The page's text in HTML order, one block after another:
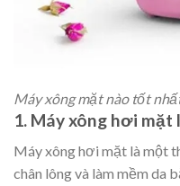
Máy xông mặt nào tốt
1. Máy xông hơi mặt
Máy xông hơi mặt là một
chân lông và làm mềm da